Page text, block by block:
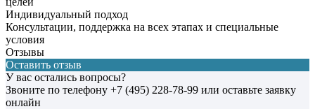
Индивидуальный подход
Консультации, поддержка на всех этапах и специальные
условия
Отзывы
Оставить отзыв
У вас остались вопросы?
Звоните по телефону +7 (495) 228-78-99 или оставьте заявку
онлайн